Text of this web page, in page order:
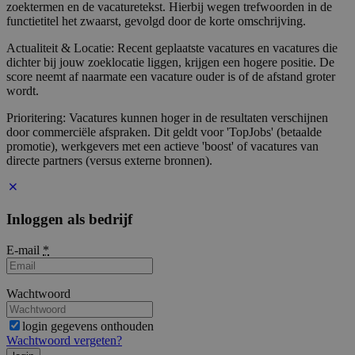
zoektermen en de vacaturetekst. Hierbij wegen trefwoorden in de
functietitel het zwaarst, gevolgd door de korte omschrijving.
Actualiteit & Locatie: Recent geplaatste vacatures en vacatures die
dichter bij jouw zoeklocatie liggen, krijgen een hogere positie. De
score neemt af naarmate een vacature ouder is of de afstand groter
wordt.
Prioritering: Vacatures kunnen hoger in de resultaten verschijnen
door commerciële afspraken. Dit geldt voor 'TopJobs' (betaalde
promotie), werkgevers met een actieve 'boost' of vacatures van
directe partners (versus externe bronnen).
Inloggen als bedrijf
E-mail *
Wachtwoord
login gegevens onthouden
Wachtwoord vergeten?